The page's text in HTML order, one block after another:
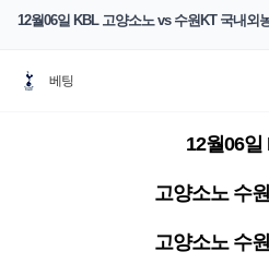
12월06일 KBL 고양소노 vs 수원KT 국내외
베팅
12월06일
고양소노 수
고양소노 수